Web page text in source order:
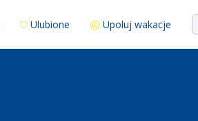
Ulubione Upoluj wakacje